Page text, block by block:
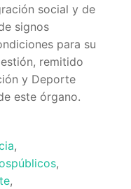
social y de
signos
para su
remitido
y Deporte
este órgano.
,
,
,